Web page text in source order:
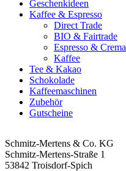
Geschenkideen
Kaffee & Espresso
Direct Trade
BIO & Fairtrade
Espresso & Crema
Kaffee
Tee & Kakao
Schokolade
Kaffeemaschinen
Zubehör
Gutscheine
Schmitz-Mertens & Co. KG
Schmitz-Mertens-Straße 1
53842 Troisdorf-Spich